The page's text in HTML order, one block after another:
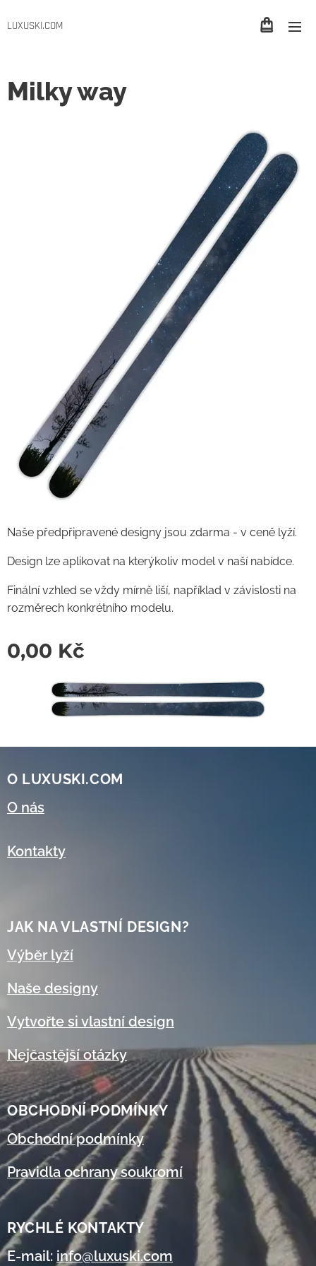
LUXUSKI.COM
Milky way
Naše předpřipravené designy jsou zdarma - v ceně lyží.
Design lze aplikovat na kterýkoliv model v naší nabídce.
Finální vzhled se vždy mírně liší, například v závislosti na
rozměrech konkrétního modelu.
0,00 Kč
O LUXUSKI.COM
O nás
Kontakty
JAK NA VLASTNÍ DESIGN?
Výběr lyží
Naše designy
Vytvořte si vlastní design
Nejčastější otázky
OBCHODNÍPODMÍNKY
Obchodní podmínky
Pravidla ochrany soukromí
RYCHLÉ KONTAKTY
E-mail: info@luxuski.com